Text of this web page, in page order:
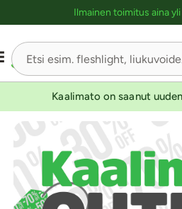
Ilmainen toimitus aina
Kaalimato on saanut